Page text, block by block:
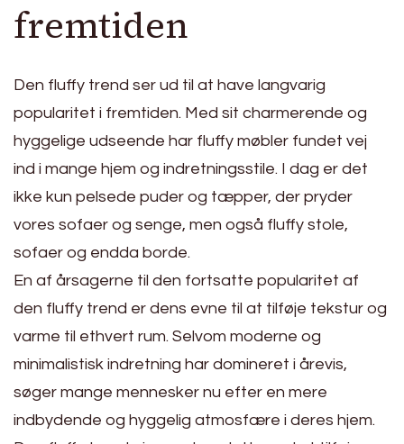
fremtiden
Den fluffy trend ser ud til at have langvarig
popularitet i fremtiden. Med sit charmerende og
hyggelige udseende har fluffy møbler fundet vej
ind i mange hjem og indretningsstile. I dag er det
ikke kun pelsede puder og tæpper, der pryder
vores sofaer og senge, men også fluffy stole,
sofaer og endda borde.
En af årsagerne til den fortsatte popularitet af
den fluffy trend er dens evne til at tilføje tekstur og
varme til ethvert rum. Selvom moderne og
minimalistisk indretning har domineret i årevis,
søger mange mennesker nu efter en mere
indbydende og hyggelig atmosfære i deres hjem.